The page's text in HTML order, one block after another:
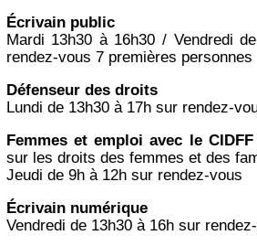
Écrivain public
Mardi 13h30 à 16h30 / Vendredi
rendez-vous 7 premières personnes
Défenseur des droits
Lundi de 13h30 à 17h sur rendez-
Femmes et emploi avec le CIDFF
sur les droits des femmes et des
Jeudi de 9h à 12h sur rendez-vous
Écrivain numérique
Vendredi de 13h30 à 16h sur